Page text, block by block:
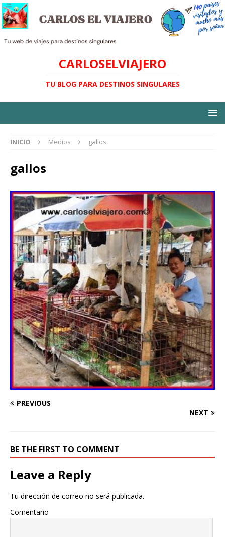
CARLOSELVIAJERO
TU BLOG PARA DESTINOS SINGULARES
INICIO Medios gallos
gallos
PREVIOUS
NEXT
BE THE FIRST TO COMMENT
Leave a Reply
Tu dirección de correo no será publicada.
Comentario